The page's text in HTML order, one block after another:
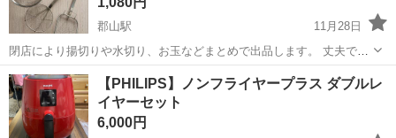
郡山駅
11月28日
閉店により揚切りや水切り、お玉などまとめで出品します。 丈夫でし
っかりしてる物で約２年前に購入しましたが、片手に数えるぐらいし
か使っておりません。 よろしくお願いします。
福島 郡山市 調理器具 よろしくお願いします
【PHILIPS】ノンフライヤープラス ダブルレ
イヤーセット
6,000円